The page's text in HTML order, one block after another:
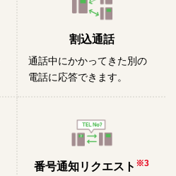
割込通話
通話中にかかってきた別の
電話に応答できます。
番号通知リクエスト ※3